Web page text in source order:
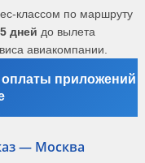
классом по маршруту
дней до вылета
авиакомпании.
приложений
— Москва